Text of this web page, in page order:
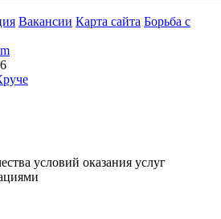
Вакансии Карта сайта Борьба с
условий оказания услуг